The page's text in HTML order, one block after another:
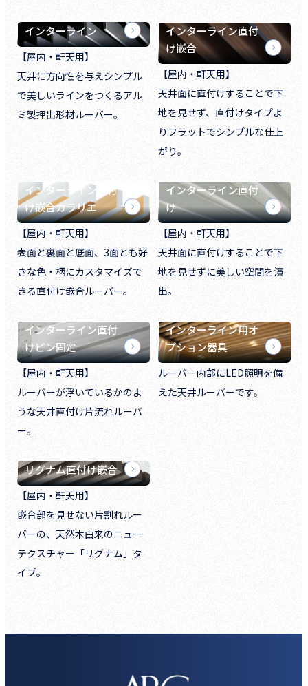
インターライン
【屋内・軒天用】
天井に方向性を与えシンプル
で美しいラインをつくるアル
ミ製押出形材ルーバー。
インターライン直付
け嵌合
【屋内・軒天用】
天井面に直付けすることで下
地を見せず、直付けタイプよ
りフラットでシンプルな仕上
がり。
インターライン直付
け嵌合カラリエ
【屋内・軒天用】
表面と裏面と底面、3面とも好
きな色・柄にカスタマイズで
きる直付け嵌合ルーバー。
インターライン直付
け
【屋内・軒天用】
天井面に直付けすることで下
地を見せずに美しい空間を演
出。
インターライン直付
けピン固定
【屋内・軒天用】
ルーバーが浮いているかのよ
うな天井直付け片流れルーバ
ー。
インターライン用オ
プション器具
ルーバー内部にLED照明を備
えた天井ルーバーです。
リグナム直付け嵌合
【屋内・軒天用】
嵌合部を見せない片割れルー
バーの、天然木由来のニュー
テクスチャー「リグナム」タ
イプ。